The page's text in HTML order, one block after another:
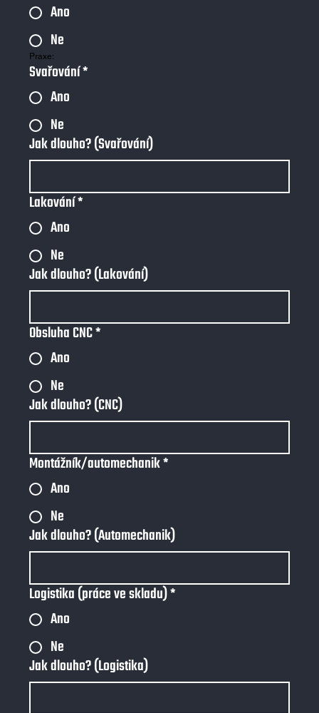
Ano
Ne
Praxe:
Svařování*
Ano
Ne
Jak dlouho? (Svařování)
Lakování*
Ano
Ne
Jak dlouho? (Lakování)
Obsluha CNC*
Ano
Ne
Jak dlouho? (CNC)
Montážník/automechanik*
Ano
Ne
Jak dlouho? (Automechanik)
Logistika (práce ve skladu)*
Ano
Ne
Jak dlouho? (Logistika)